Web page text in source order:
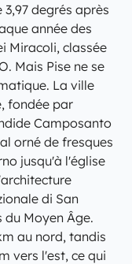
3,97 degrés après
année des
Miracoli, classée
Mais Pise ne se
La ville
fondée par
Camposanto
orné de fresques
jusqu'à l'église
di San
du Moyen Âge.
au nord, tandis
vers l'est, ce qui